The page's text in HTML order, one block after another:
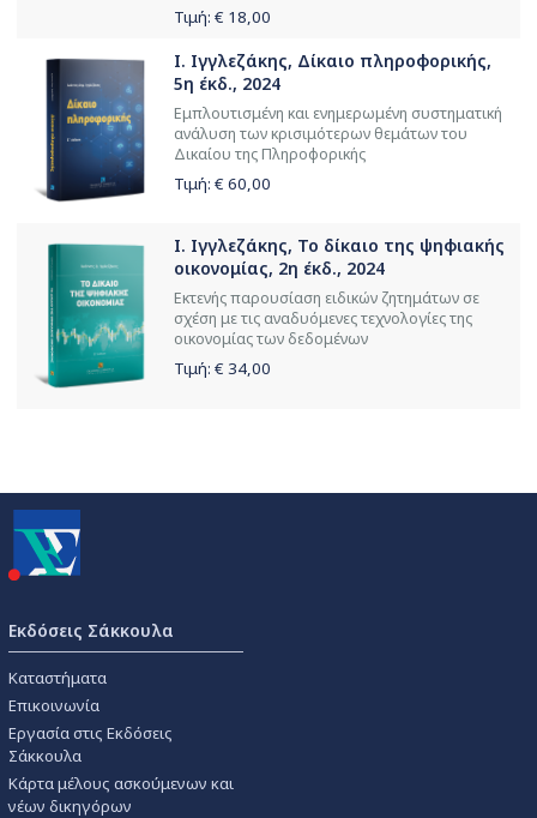
Τιμή: € 18,00
Ι. Ιγγλεζάκης, Δίκαιο πληροφορικής,
5η έκδ., 2024
Εμπλουτισμένη και ενημερωμένη συστηματική
ανάλυση των κρισιμότερων θεμάτων του
Δικαίου της Πληροφορικής
Τιμή: € 60,00
Ι. Ιγγλεζάκης, Το δίκαιο της ψηφιακής
οικονομίας, 2η έκδ., 2024
Εκτενής παρουσίαση ειδικών ζητημάτων σε
σχέση με τις αναδυόμενες τεχνολογίες της
οικονομίας των δεδομένων
Τιμή: € 34,00
Εκδόσεις Σάκκουλα
Καταστήματα
Επικοινωνία
Εργασία στις Εκδόσεις
Σάκκουλα
Κάρτα μέλους ασκούμενων και
νέων δικηγόρων